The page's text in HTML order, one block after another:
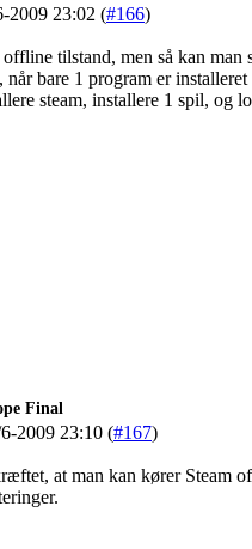
2009 23:02 (#166)
offline tilstand, men så kan
bare 1 program er
steam, installere 1 spil, og
Final
2009 23:10 (#167)
at man kan kører Steam